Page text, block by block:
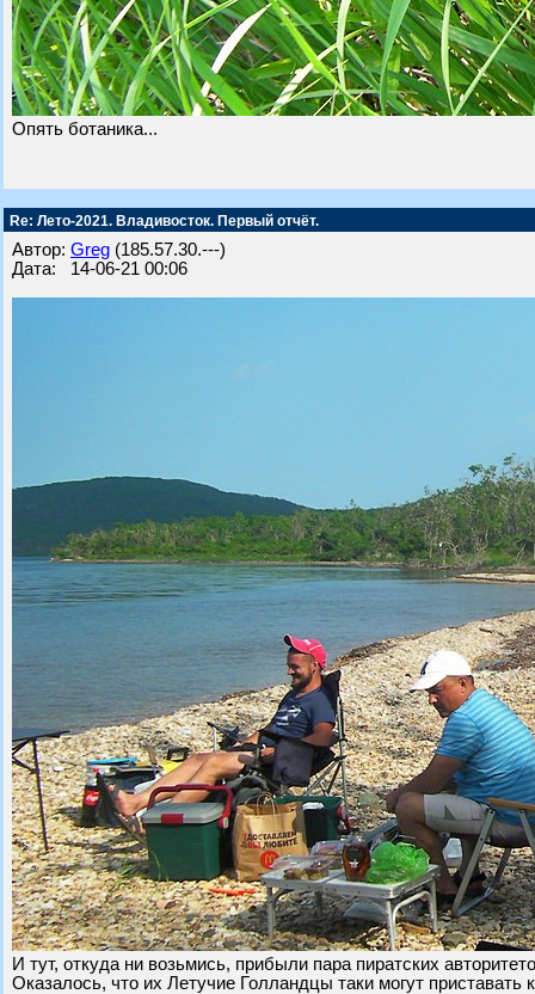
Опять ботаника...
Re: Лето-2021. Владивосток. Первый отчёт.
Автор: Greg (185.57.30.---)
Дата: 14-06-21 00:06
И тут, откуда ни возьмись, прибыли пара пиратских
Оказалось, что их Летучие Голландцы таки могут приставать